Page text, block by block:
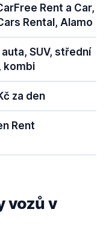
Rent a Car,
Rental, Alamo
auta, SUV, střední
kombi
za den
Rent
vozů v